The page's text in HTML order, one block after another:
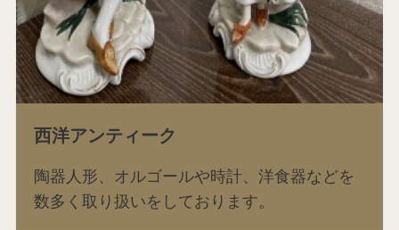
西洋アンティーク
陶器人形、オルゴールや時計、洋食器などを
数多く取り扱いをしております。